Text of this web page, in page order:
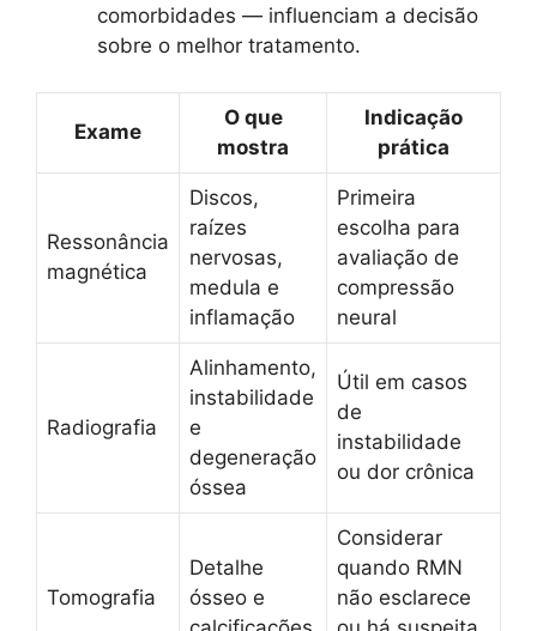
comorbidades — influenciam a decisão
sobre o melhor tratamento.
Exame
O que
mostra
Indicação
prática
Ressonância
magnética
Discos,
raízes
nervosas,
medula e
inflamação
Primeira
escolha para
avaliação de
compressão
neural
Radiografia
Alinhamento,
instabilidade
e
degeneração
óssea
Útil em casos
de
instabilidade
ou dor crônica
Tomografia
Detalhe
ósseo e
Considerar
quando RMN
não esclarece